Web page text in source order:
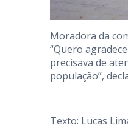
Moradora da
“Quero
precisava de
população”,
Texto: Lucas